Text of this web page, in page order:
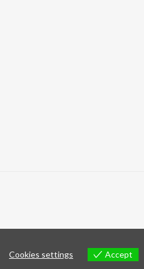
Cookies settings Accept